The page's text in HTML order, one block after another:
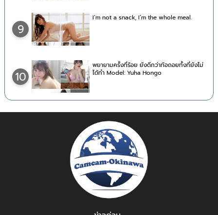
9
I’m not a snack, I’m the whole meal.
10
พยายามครั้งที่ร้อย ยังดีกว่าท้อถอยทั้งที่ยังไม่
ได้ทำ Model: Yuha Hongo